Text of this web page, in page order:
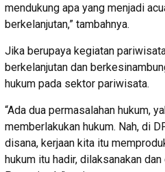
mendukung apa yang menjadi
berkelanjutan,” tambahnya.
Jika berupaya kegiatan
berkelanjutan dan
hukum pada sektor pariwisata.
“Ada dua permasalahan hukum,
memberlakukan hukum. Nah, di
disana, kerjaan kita itu
hukum itu hadir, dilaksanakan